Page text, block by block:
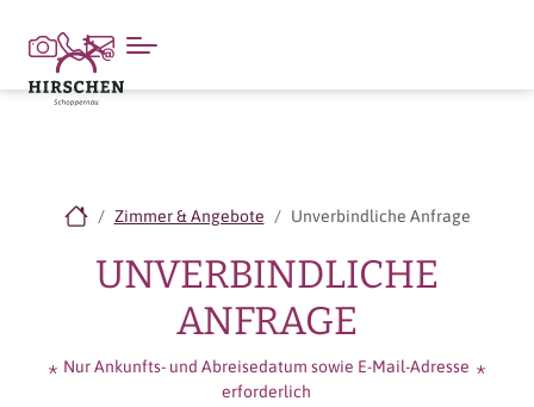
Zimmer & Angebote Unverbindliche Anfrage
UNVERBINDLICHE
ANFRAGE
Nur Ankunfts- und Abreisedatum sowie E-Mail-Adresse
erforderlich